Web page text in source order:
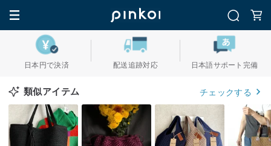
日本円で決済 配送追跡対応 日本語サポート完備
類似アイテム チェックする